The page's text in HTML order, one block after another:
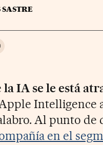
SASTRE
Twitter
Redes Sociales
los comentarios
la IA se le está
Intelligence
Al punto de
en el